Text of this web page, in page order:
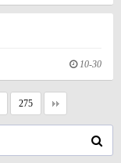
10-30
275